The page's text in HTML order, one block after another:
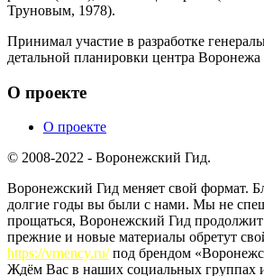
Труновым, 1978).
Принимал участие в разработке
детальной планировки центра Воронежа
О проекте
О проекте
© 2008-2022 - Воронежский Гид.
Воронежский Гид меняет свой формат.
долгие годы вы были с нами. Мы не
прощаться, Воронежский Гид
прежние и новые материалы обретут
https://vrnency.ru/под брендом
Ждём Вас в наших социальных группах